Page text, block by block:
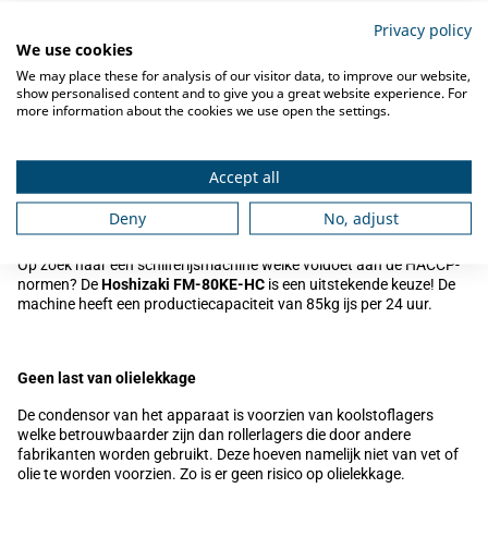
van grootkeukenspecialisten
✓
ondersteuning
Omschrijving
Op zoek naar een schilferijsmachine welke voldoet aan de HACCP-
normen? DeHoshizaki FM-80KE-HC is een uitstekende keuze! De
machine heeft een productiecapaciteit van 85kg ijs per 24 uur.
Geen last van olielekkage
De condensor van het apparaat is voorzien van koolstoflagers
welke betrouwbaarder zijn dan rollerlagers die door andere
fabrikanten worden gebruikt. Deze hoeven namelijk niet van vet of
olie te worden voorzien. Zo is er geen risico op olielekkage.
Privacy policy
We use cookies
We may place these for analysis of our visitor data, to improve our website,
show personalised content and to give you a great website experience. For
more information about the cookies we use open the settings.
Accept all
Deny
No, adjust